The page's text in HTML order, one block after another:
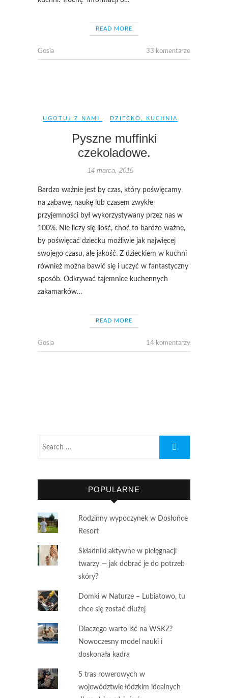
READ MORE
Gosia 33 komentarze
UGOTUJ Z NAMI DZIECKO, KUCHNIA
Pyszne muffinki
czekoladowe.
14 marca, 2015
Bardzo ważnie jest by czas, który poświęcamy
na zabawę, naukę lub czasem zwykłe
przyjemności był wykorzystywany przez nas w
100%. Nie liczy się ilość, choć to bardzo ważne,
by poświęcać dziecku możliwie jak najwięcej
swojego czasu, ale jakość. Z dzieckiem w kuchni
również można bawić się i uczyć w fantastyczny
sposób. Odkrywać tajemnice kuchennych
zakamarków…
READ MORE
Gosia 14 komentarzy
POPULARNE
Rodzinny wypoczynek w Dosłońce
Resort
Składniki aktywne w pielęgnacji
twarzy — jak dobrać je do potrzeb
skóry?
Domki w Naturze – Lubiatowo, tu
chce się zostać dłużej
Dlaczego warto iść na WSKZ?
Nowoczesny model nauki i
doskonała kadra
5 tras rowerowych w
województwie łódzkim idealnych